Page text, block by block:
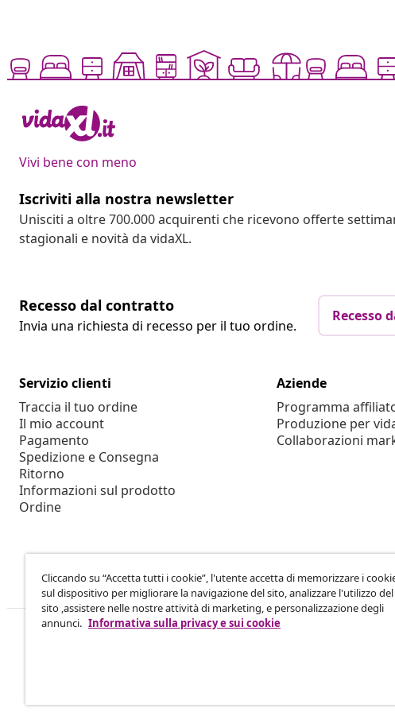
Vivi bene con meno
Iscriviti alla nostra newsletter
Unisciti a oltre 700.000 acquirenti che ricevono offerte
stagionali e novità da vidaXL.
Recesso dal contratto
Invia una richiesta di recesso per il tuo ordine.
Recesso
Servizio clienti
Traccia il tuo ordine
Il mio account
Pagamento
Spedizione e Consegna
Ritorno
Informazioni sul prodotto
Ordine
Aziende
Programma
Produzione per
Collaborazioni
Cliccando su “Accetta tutti i cookie”, l'utente accetta di memorizzare i
sul dispositivo per migliorare la navigazione del sito, analizzare l'utilizzo del
sito ,assistere nelle nostre attività di marketing, e personalizzazione degli
annunci. Informativa sulla privacy e sui cookie